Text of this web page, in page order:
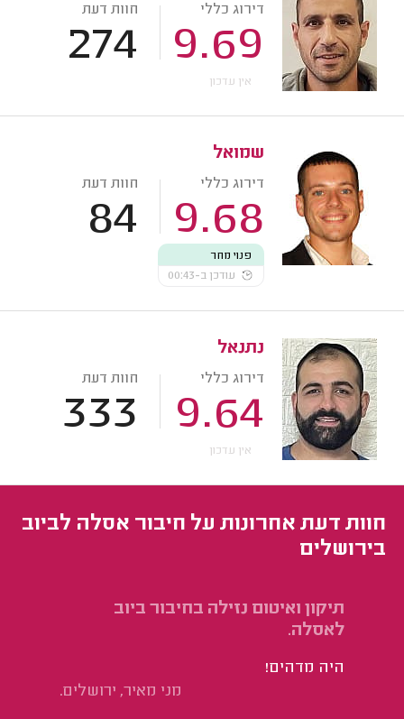
דירוג כללי
9.69
חוות דעת
274
אין עדכון
שמואל
דירוג כללי
9.68
חוות דעת
84
פנוי מחר
עודכן ב-00:43
נתנאל
דירוג כללי
9.64
חוות דעת
333
אין עדכון
חוות דעת אחרונות על חיבור אסלה לביוב
בירושלים
תיקון ואיטום נזילה בחיבור ביוב
לאסלה.
היה מדהים!
מני מאיר, ירושלים.